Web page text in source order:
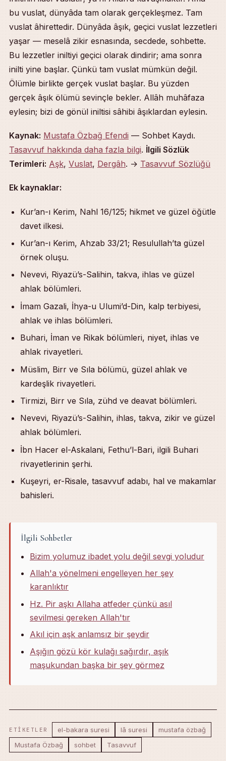
bu vuslat, dünyâda tam olarak gerçekleşmez. Tam
vuslat âhirettedir. Dünyâda âşık, geçici vuslat lezzetleri
yaşar — meselâ zikir esnasında, secdede, sohbette.
Bu lezzetler iniltiyi geçici olarak dindirir; ama sonra
inilti yine başlar. Çünkü tam vuslat mümkün değil.
Ölümle birlikte gerçek vuslat başlar. Bu yüzden
gerçek âşık ölümü sevinçle bekler. Allâh muhâfaza
eylesin; bizi de gönül iniltisi sâhibi âşıklardan eylesin.
Kaynak: Mustafa Özbağ Efendi — Sohbet Kaydı.
Tasavvuf hakkında daha fazla bilgi. İlgili Sözlük
Terimleri: Aşk, Vuslat, Dergâh. → Tasavvuf Sözlüğü
Ek kaynaklar:
Kur’an-ı Kerim, Nahl 16/125; hikmet ve güzel öğütle
davet ilkesi.
Kur’an-ı Kerim, Ahzab 33/21; Resulullah’ta güzel
örnek oluşu.
Nevevi, Riyazü’s-Salihin, takva, ihlas ve güzel
ahlak bölümleri.
İmam Gazali, İhya-u Ulumi’d-Din, kalp terbiyesi,
ahlak ve ihlas bölümleri.
Buhari, İman ve Rikak bölümleri, niyet, ihlas ve
ahlak rivayetleri.
Müslim, Birr ve Sıla bölümü, güzel ahlak ve
kardeşlik rivayetleri.
Tirmizi, Birr ve Sıla, zühd ve deavat bölümleri.
Nevevi, Riyazü’s-Salihin, ihlas, takva, zikir ve güzel
ahlak bölümleri.
İbn Hacer el-Askalani, Fethu’l-Bari, ilgili Buhari
rivayetlerinin şerhi.
Kuşeyri, er-Risale, tasavvuf adabı, hal ve makamlar
bahisleri.
İlgili Sohbetler
Bizim yolumuz ibadet yolu değil sevgi yoludur
Allah'a yönelmeni engelleyen her şey
karanlıktır
Hz. Pir aşkı Allaha atfeder çünkü asıl
sevilmesi gereken Allah'tır
Akıl için aşk anlamsız bir şeydir
Aşığın gözü kör kulağı sağırdır, aşık
maşukundan başka bir şey görmez
ETIKETLER el-bakara suresi lâ suresi
mustafa özbağ
Mustafa Özbağ
sohbet Tasavvuf